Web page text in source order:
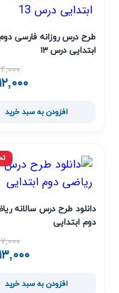
طرح درس روزانه فارسی دوم
ابتدایی درس ۱۳
افزودن به سبد خرید
دانلود طرح درس سالانه
دوم ابتدایی
افزودن به سبد خرید